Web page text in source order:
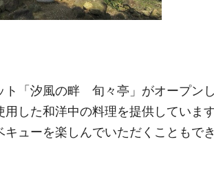
ト「汐風の畔 旬々亭」がオープン
した和洋中の料理を提供していま
ューを楽しんでいただくこともで